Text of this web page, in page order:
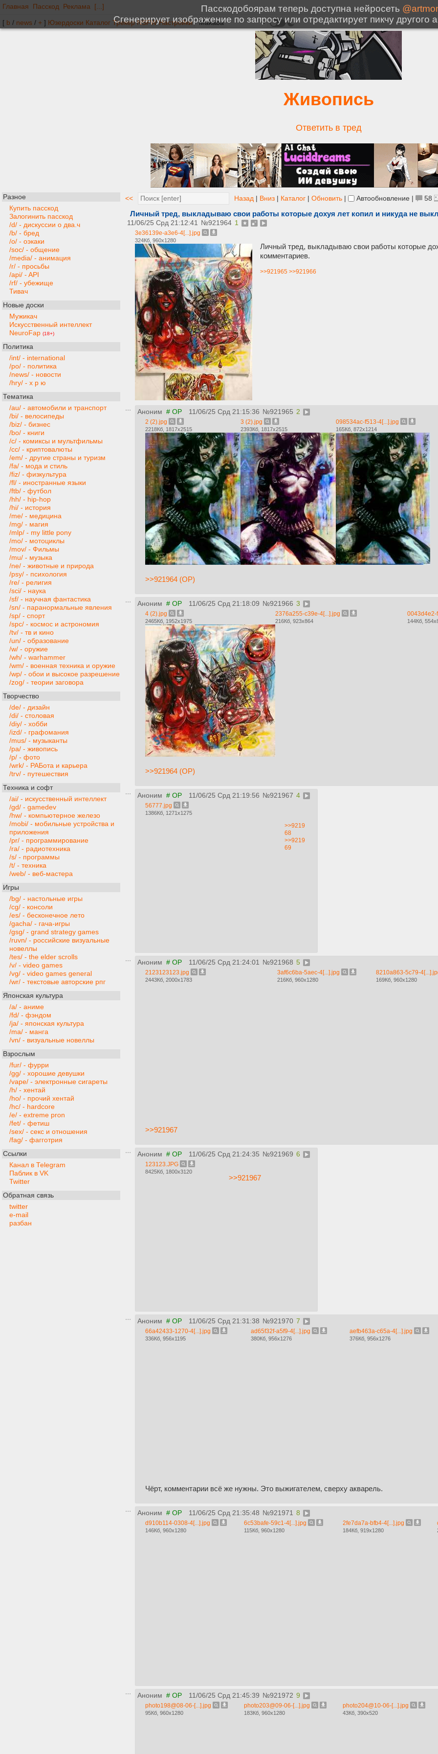
Главная Пасскод Реклама [...]
[ b / news / + ] Юзердоски Каталог Трекер NSFW Настройки
Живопись
Ответить в тред
Разное
Купить пасскод
Залогинить пасскод
/d/ - дискуссии о два.ч
/b/ - бред
/o/ - оэкаки
/soc/ - общение
/media/ - анимация
/r/ - просьбы
/api/ - API
/rf/ - убежище
Тивач
Новые доски
Мужикач
Искусственный интеллект
NeuroFap (18+)
Политика
/int/ - international
/po/ - политика
/news/ - новости
/hry/ - х р ю
Тематика
/au/ - автомобили и транспорт
/bi/ - велосипеды
/biz/ - бизнес
/bo/ - книги
/c/ - комиксы и мультфильмы
/cc/ - криптовалюты
/em/ - другие страны и туризм
/fa/ - мода и стиль
/fiz/ - физкультура
/fl/ - иностранные языки
/ftb/ - футбол
/hh/ - hip-hop
/hi/ - история
/me/ - медицина
/mg/ - магия
/mlp/ - my little pony
/mo/ - мотоциклы
/mov/ - Фильмы
/mu/ - музыка
/ne/ - животные и природа
/psy/ - психология
/re/ - религия
/sci/ - наука
/sf/ - научная фантастика
/sn/ - паранормальные явления
/sp/ - спорт
/spc/ - космос и астрономия
/tv/ - тв и кино
/un/ - образование
/w/ - оружие
/wh/ - warhammer
/wm/ - военная техника и оружие
/wp/ - обои и высокое разрешение
/zog/ - теории заговора
Творчество
/de/ - дизайн
/di/ - столовая
/diy/ - хобби
/izd/ - графомания
/mus/ - музыканты
/pa/ - живопись
/p/ - фото
/wrk/ - РАБота и карьера
/trv/ - путешествия
Техника и софт
/ai/ - искусственный интеллект
/gd/ - gamedev
/hw/ - компьютерное железо
/mobi/ - мобильные устройства и
приложения
/pr/ - программирование
/ra/ - радиотехника
/s/ - программы
/t/ - техника
/web/ - веб-мастера
Игры
/bg/ - настольные игры
/cg/ - консоли
/es/ - бесконечное лето
/gacha/ - гача-игры
/gsg/ - grand strategy games
/ruvn/ - российские визуальные
новеллы
/tes/ - the elder scrolls
/v/ - video games
/vg/ - video games general
/wr/ - текстовые авторские рпг
Японская культура
/a/ - аниме
/fd/ - фэндом
/ja/ - японская культура
/ma/ - манга
/vn/ - визуальные новеллы
Взрослым
/fur/ - фурри
/gg/ - хорошие девушки
/vape/ - электронные сигареты
/h/ - хентай
/ho/ - прочий хентай
/hc/ - hardcore
/e/ - extreme pron
/fet/ - фетиш
/sex/ - секс и отношения
/fag/ - фагготрия
Ссылки
Канал в Telegram
Паблик в VK
Twitter
Обратная связь
twitter
e-mail
разбан
<< Назад | Вниз | Каталог | Обновить | Автообновление | 58
Личный тред, выкладываю свои работы которые дохуя лет копил и никуда не
11/06/25 Срд 21:12:41 №921964 1
3e36139e-a3e6-4[...].jpg
324Кб, 960x1280
Личный тред, выкладываю свои работы которые
комментариев.
>>921965 >>921966
Аноним # OP 11/06/25 Срд 21:15:36 №921965 2
2 (2).jpg
2218Кб, 1817x2515
3 (2).jpg
2393Кб, 1817x2515
098534ac-f513-4[...].jpg
165Кб, 872x1214
>>921964 (OP)
Аноним # OP 11/06/25 Срд 21:18:09 №921966 3
4 (2).jpg
2465Кб, 1952x1975
2376a255-c39e-4[...].jpg
216Кб, 923x864
0043d4e2-
144Кб,
>>921964 (OP)
Аноним # OP 11/06/25 Срд 21:19:56 №921967 4
56777.jpg
1386Кб, 1271x1275
>>9219
68
>>9219
69
Аноним # OP 11/06/25 Срд 21:24:01 №921968 5
2123123123.jpg
2443Кб, 2000x1783
3af6c6ba-5aec-4[...].jpg
216Кб, 960x1280
8210a863-5c79-
169Кб, 960x1280
>>921967
Аноним # OP 11/06/25 Срд 21:24:35 №921969 6
123123.JPG
8425Кб, 1800x3120
>>921967
Аноним # OP 11/06/25 Срд 21:31:38 №921970 7
66a42433-1270-4[...].jpg
336Кб, 956x1195
ad65f32f-a5f9-4[...].jpg
380Кб, 956x1276
aefb463a-c65a-4[...].jpg
376Кб, 956x1276
Чёрт, комментарии всё же нужны. Это выжигателем, сверху акварель.
Аноним # OP 11/06/25 Срд 21:35:48 №921971 8
d910b114-0308-4[...].jpg
146Кб, 960x1280
6c53bafe-59c1-4[...].jpg
115Кб, 960x1280
2fe7da7a-bfb4-4[...].jpg
184Кб, 919x1280
Аноним # OP 11/06/25 Срд 21:45:39 №921972 9
photo198@08-06-[...].jpg
95Кб, 960x1280
photo203@09-06-[...].jpg
183Кб, 960x1280
photo204@10-06-[...].jpg
43Кб, 390x520